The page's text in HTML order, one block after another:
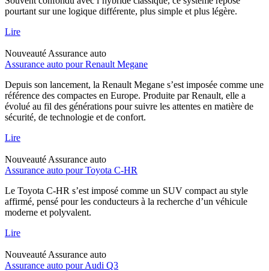
pourtant sur une logique différente, plus simple et plus légère.
Lire
Nouveauté Assurance auto
Assurance auto pour Renault Megane
Depuis son lancement, la Renault Megane s’est imposée comme une
référence des compactes en Europe. Produite par Renault, elle a
évolué au fil des générations pour suivre les attentes en matière de
sécurité, de technologie et de confort.
Lire
Nouveauté Assurance auto
Assurance auto pour Toyota C-HR
Le Toyota C-HR s’est imposé comme un SUV compact au style
affirmé, pensé pour les conducteurs à la recherche d’un véhicule
moderne et polyvalent.
Lire
Nouveauté Assurance auto
Assurance auto pour Audi Q3